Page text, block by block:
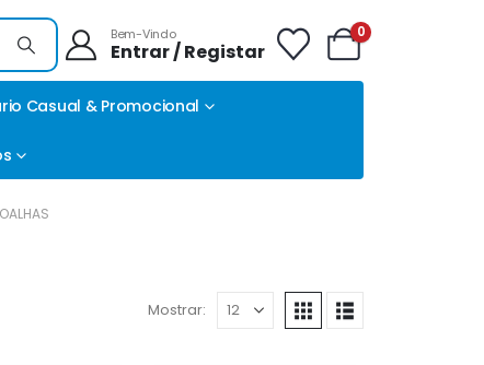
Bem-Vindo
Entrar / Registar
0
Casual & Promocional
Mostrar: